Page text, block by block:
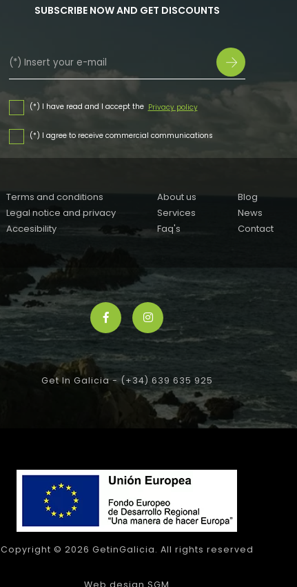
SUBSCRIBE NOW AND GET DISCOUNTS
(*) I have read and I accept the Privacy policy
(*) I agree to receive commercial communications
Terms and conditions
Legal notice and privacy
Accesibility
About us
Services
Faq's
Blog
News
Contact
Get In Galicia - (+34) 639 635 925
Copyright © 2026 GetinGalicia. All rights reserved
Web design SGM